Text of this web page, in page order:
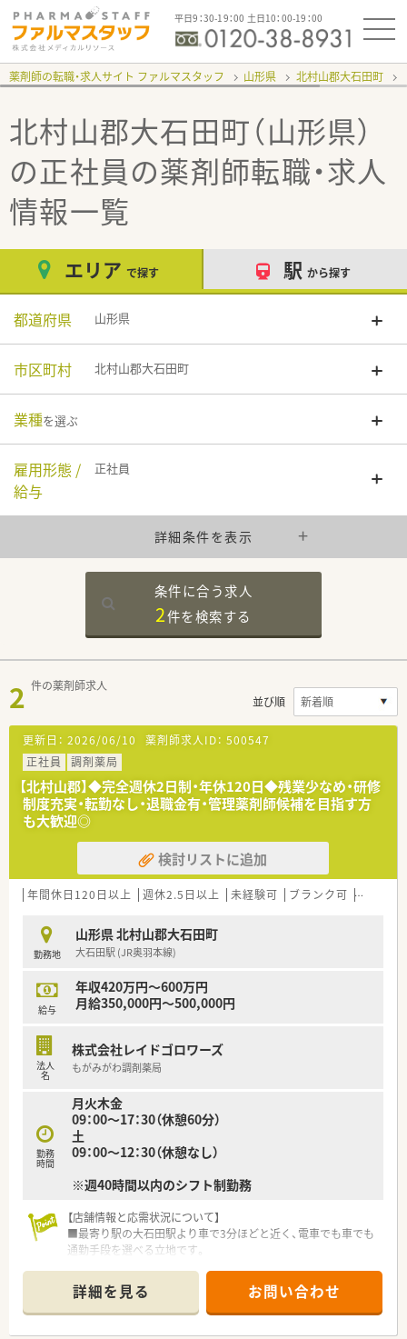
平日9：30-19：00 土日10：00-19：00
薬剤師の転職・求人サイト ファルマスタッフ 山形県 北村山郡大石田町
北村山郡大石田町（山形県）
の正社員の薬剤師転職・求人
情報一覧
エリア で探す 駅 から探す
都道府県 山形県
市区町村 北村山郡大石田町
業種を選ぶ
雇用形態 /
給与
正社員
詳細条件を表示
条件に合う求人
2件を検索する
2 件の薬剤師求人
並び順
更新日： 2026/06/10 薬剤師求人ID： 500547
正社員
調剤薬局
【北村山郡】◆完全週休2日制・年休120日◆残業少なめ・研修
制度充実・転勤なし・退職金有・管理薬剤師候補を目指す方
も大歓迎◎
検討リストに追加
年間休日120日以上 週休2.5日以上 未経験可 ブランク可 残業な
勤務地
山形県 北村山郡大石田町
大石田駅 (JR奥羽本線)
給与
年収420万円～600万円
月給350,000円～500,000円
法人
名
株式会社レイドゴロワーズ
もがみがわ調剤薬局
勤務
時間
月火木金
09：00～17：30（休憩60分）
土
09：00～12：30（休憩なし）
※週40時間以内のシフト制勤務
【店舗情報と応需状況について】
■最寄り駅の大石田駅より車で3分ほどと近く、電車でも車でも
通勤手段を選べる立地です。
度を応需しております。
■現在は常勤薬剤師が1名体制で勤務しており、欠員補充のため
新たな仲間を急募しています。
詳細を見る お問い合わせ